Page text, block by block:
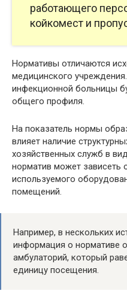
работающего
койкомест и
Нормативы отличаются
медицинского
инфекционной больницы
общего профиля.
На показатель нормы
влияет наличие
хозяйственных служб в
норматив может зависеть
используемого
помещений.
Например, в нескольких
информация о нормативе
амбулаторий, который
единицу посещения.